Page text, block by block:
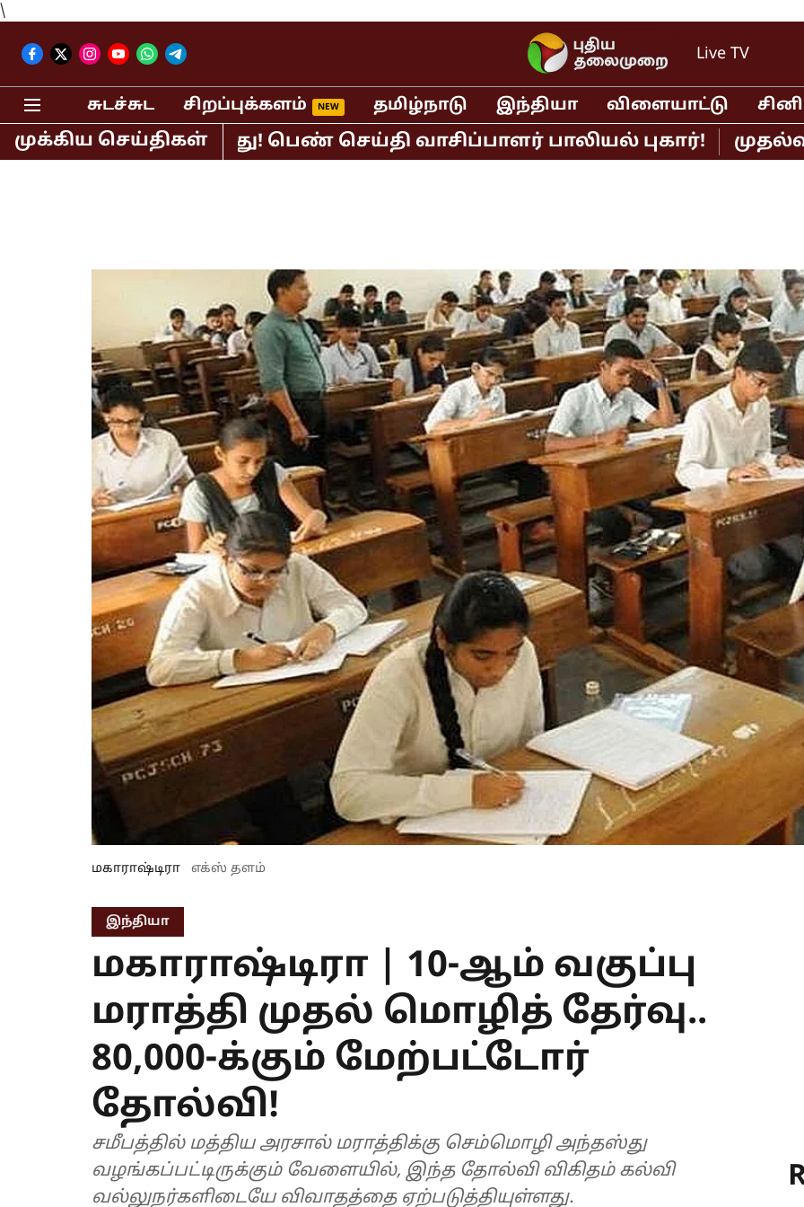
\
Live TV
சுடச்சுட சிறப்புக்களம் தமிழ்நாடு இந்தியா விளையாட்டு
முக்கிய செய்திகள்கைது! பெண் செய்தி வாசிப்பாளர் பாலியல் புகார்! முதல்வர்
மகாராஷ்டிரா எக்ஸ் தளம்
இந்தியா
மகாராஷ்டிரா | 10-ஆம் வகுப்பு
மராத்தி முதல் மொழித் தேர்வு..
80,000-க்கும் மேற்பட்டோர்
தோல்வி!
சமீபத்தில் மத்திய அரசால் மராத்திக்கு செம்மொழி அந்தஸ்து
வழங்கப்பட்டிருக்கும் வேளையில், இந்த தோல்வி விகிதம் கல்வி
வல்லுநர்களிடையே விவாதத்தை ஏற்படுத்தியுள்ளது.